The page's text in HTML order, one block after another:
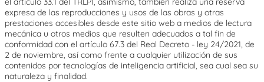
expresa de las reproducciones y usos de las obras y otras
prestaciones accesibles desde este sitio web a medios de lectura
mecánica u otros medios que resulten adecuados a tal fin de
conformidad con el artículo 67.3 del Real Decreto - ley 24/2021, de
2 de noviembre, así como frente a cualquier utilización de sus
contenidos por tecnologías de inteligencia artificial, sea cual sea su
naturaleza y finalidad.